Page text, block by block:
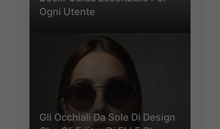
Ogni Utente
Gli Occhiali Da Sole Di Design